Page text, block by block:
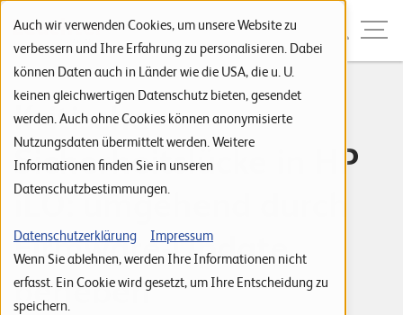
Auch wir verwenden Cookies, um unsere Website zu
verbessern und Ihre Erfahrung zu personalisieren. Dabei
können Daten auch in Länder wie die USA, die u. U.
keinen gleichwertigen Datenschutz bieten, gesendet
werden. Auch ohne Cookies können anonymisierte
Nutzungsdaten übermittelt werden. Weitere
Informationen finden Sie in unseren
Datenschutzbestimmungen.
Datenschutzerklärung
Impressum
Wenn Sie ablehnen, werden Ihre Informationen nicht
erfasst. Ein Cookie wird gesetzt, um Ihre Entscheidung zu
speichern.
Zur Navigation
Zur Suche
Zum Inhalt
Menu
S
t
a
e
i
Kritische
Sicherheitslücke in HP
iLO: umgehend durch
Firmware-Update
beheben